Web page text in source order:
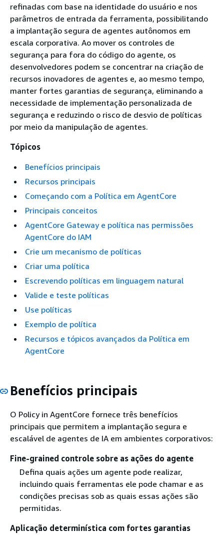
refinadas com base na identidade do usuário e nos
parâmetros de entrada da ferramenta, possibilitando
a implantação segura de agentes autônomos em
escala corporativa. Ao mover os controles de
segurança para fora do código do agente, os
desenvolvedores podem se concentrar na criação de
recursos inovadores de agentes e, ao mesmo tempo,
manter fortes garantias de segurança, eliminando a
necessidade de implementação personalizada de
segurança e reduzindo o risco de desvio de políticas
por meio da manipulação de agentes.
Tópicos
Benefícios principais
Recursos principais
Começando com a Política em AgentCore
Principais conceitos
AgentCore Gateway e política nas permissões
AgentCore do IAM
Crie um mecanismo de políticas
Criar uma política
Escrevendo políticas em linguagem natural
Valide e teste políticas
Use políticas
Exemplo de política
Recursos e tópicos avançados da Política em
AgentCore
Benefícios principais
O Policy in AgentCore fornece três benefícios
principais que permitem a implantação segura e
escalável de agentes de IA em ambientes corporativos:
Fine-grained controle sobre as ações do agente
Defina quais ações um agente pode realizar,
incluindo quais ferramentas ele pode chamar e as
condições precisas sob as quais essas ações são
permitidas.
Aplicação determinística com fortes garantias